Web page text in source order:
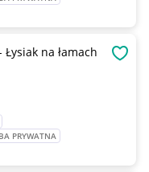
na łamach
PRYWATNA